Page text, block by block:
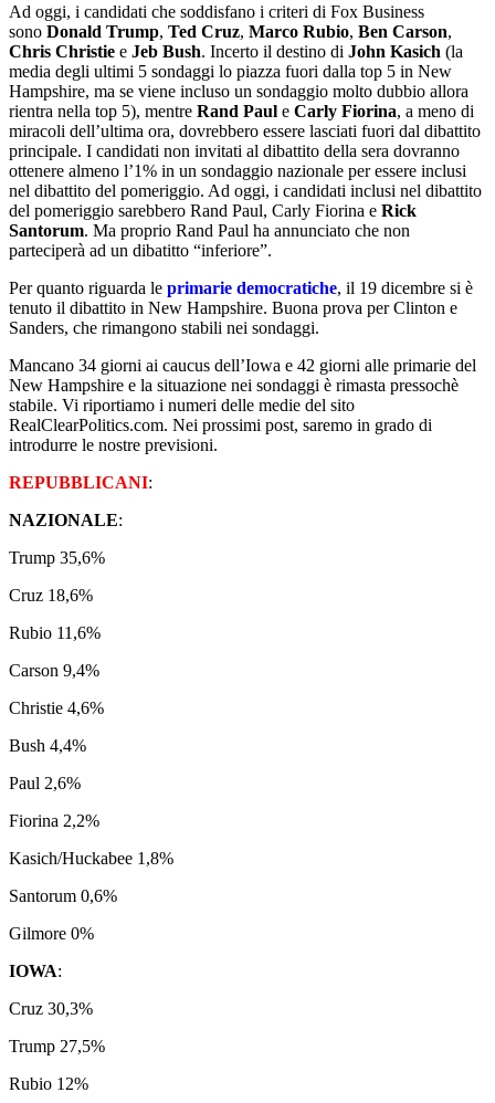
Ad oggi, i candidati che soddisfano i criteri di Fox Business
sono Donald Trump, Ted Cruz, Marco Rubio, Ben Carson,
Chris Christie e Jeb Bush. Incerto il destino di John Kasich (la
media degli ultimi 5 sondaggi lo piazza fuori dalla top 5 in New
Hampshire, ma se viene incluso un sondaggio molto dubbio allora
rientra nella top 5), mentre Rand Paul e Carly Fiorina, a meno di
miracoli dell’ultima ora, dovrebbero essere lasciati fuori dal dibattito
principale. I candidati non invitati al dibattito della sera dovranno
ottenere almeno l’1% in un sondaggio nazionale per essere inclusi
nel dibattito del pomeriggio. Ad oggi, i candidati inclusi nel dibattito
del pomeriggio sarebbero Rand Paul, Carly Fiorina e Rick
Santorum. Ma proprio Rand Paul ha annunciato che non
parteciperà ad un dibatitto “inferiore”.
Per quanto riguarda le primarie democratiche, il 19 dicembre si è
tenuto il dibattito in New Hampshire. Buona prova per Clinton e
Sanders, che rimangono stabili nei sondaggi.
Mancano 34 giorni ai caucus dell’Iowa e 42 giorni alle primarie del
New Hampshire e la situazione nei sondaggi è rimasta pressochè
stabile. Vi riportiamo i numeri delle medie del sito
RealClearPolitics.com. Nei prossimi post, saremo in grado di
introdurre le nostre previsioni.
REPUBBLICANI:
NAZIONALE:
Trump 35,6%
Cruz 18,6%
Rubio 11,6%
Carson 9,4%
Christie 4,6%
Bush 4,4%
Paul 2,6%
Fiorina 2,2%
Kasich/Huckabee 1,8%
Santorum 0,6%
Gilmore 0%
IOWA:
Cruz 30,3%
Trump 27,5%
Rubio 12%